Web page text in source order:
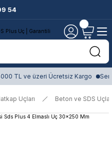
54
TL ve üzeri Ücretsiz Kargo
Uçları Beton ve SDS Uçlar